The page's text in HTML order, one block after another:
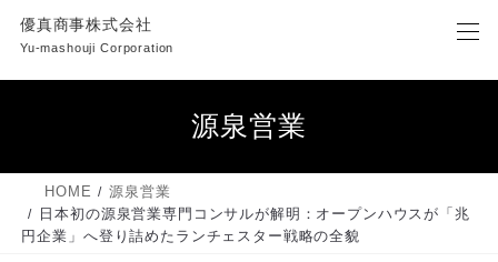
ン
キ
ー
に
優真商事株式会社
Yu-mashouji Corporation
源泉営業
HOME
源泉営業
日本初の源泉営業専門コンサルが解明：オープンハウスが「兆
円企業」へ登り詰めたランチェスター戦略の全貌